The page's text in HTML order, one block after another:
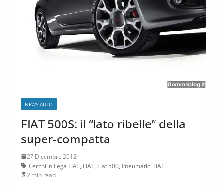
NEWS AUTO
FIAT 500S: il “lato ribelle” della
super-compatta
27 Dicembre 2012
Cerchi in Lega FIAT, FIAT, Fiat 500, Pneumatici FIAT
2 min read